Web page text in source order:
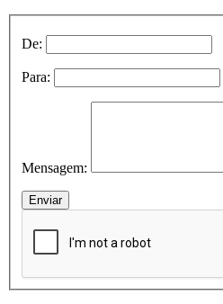
De:
Para:
Mensagem: